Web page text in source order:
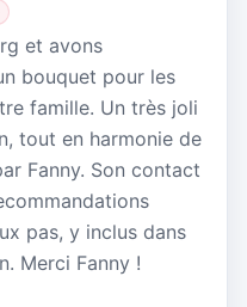
et avons
bouquet pour les
famille. Un très joli
tout en harmonie de
Fanny. Son contact
pas, y inclus dans
Merci Fanny !